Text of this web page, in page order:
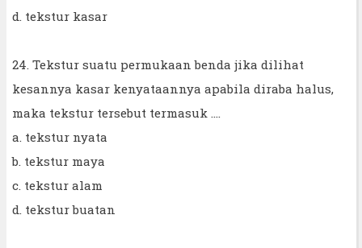
d. tekstur kasar
24. Tekstur suatu permukaan benda jika dilihat
kesannya kasar kenyataannya apabila diraba halus,
maka tekstur tersebut termasuk ....
a. tekstur nyata
b. tekstur maya
c. tekstur alam
d. tekstur buatan